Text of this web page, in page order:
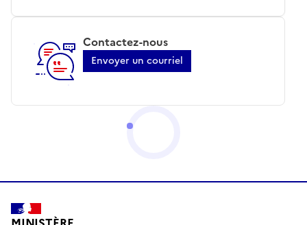
Contactez-nous
Envoyer un courriel